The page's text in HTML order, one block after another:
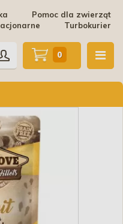
Pomoc dla zwierząt
Turbokurier
0